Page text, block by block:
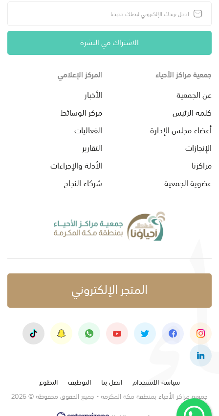
الاشتراك في النشرة
جمعية مراكز الأحياء
عن الجمعية
كلمة الرئيس
أعضاء مجلس الإدارة
الإنجازات
مراكزنا
عضوية الجمعية
المركز الإعلامي
الأخبار
مركز الوسائط
الفعاليات
التقارير
الأدلة والإجراءات
شركاء النجاح
المتجر الإلكتروني
سياسة الاستخدام اتصل بنا التوظيف
التطوع
جمعية مراكز الأحياء بمنطقة مكة المكرمة - جميع الحقوق محفوظة © 2026